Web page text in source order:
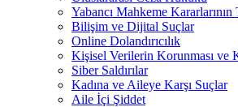
Yabancı Mahkeme Kararlarının
Bilişim ve Dijital Suçlar
Online Dolandırıcılık
Kişisel Verilerin Korunması ve
Siber Saldırılar
Kadına ve Aileye Karşı Suçlar
Aile İçi Şiddet